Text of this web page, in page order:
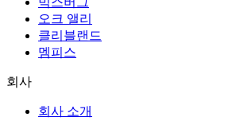
오크 앨리
클리블랜드
멤피스
회사
회사 소개